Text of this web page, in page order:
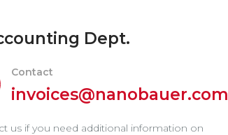
Dept.
Contact
invoices@nanobauer.com
us if you need additional information on